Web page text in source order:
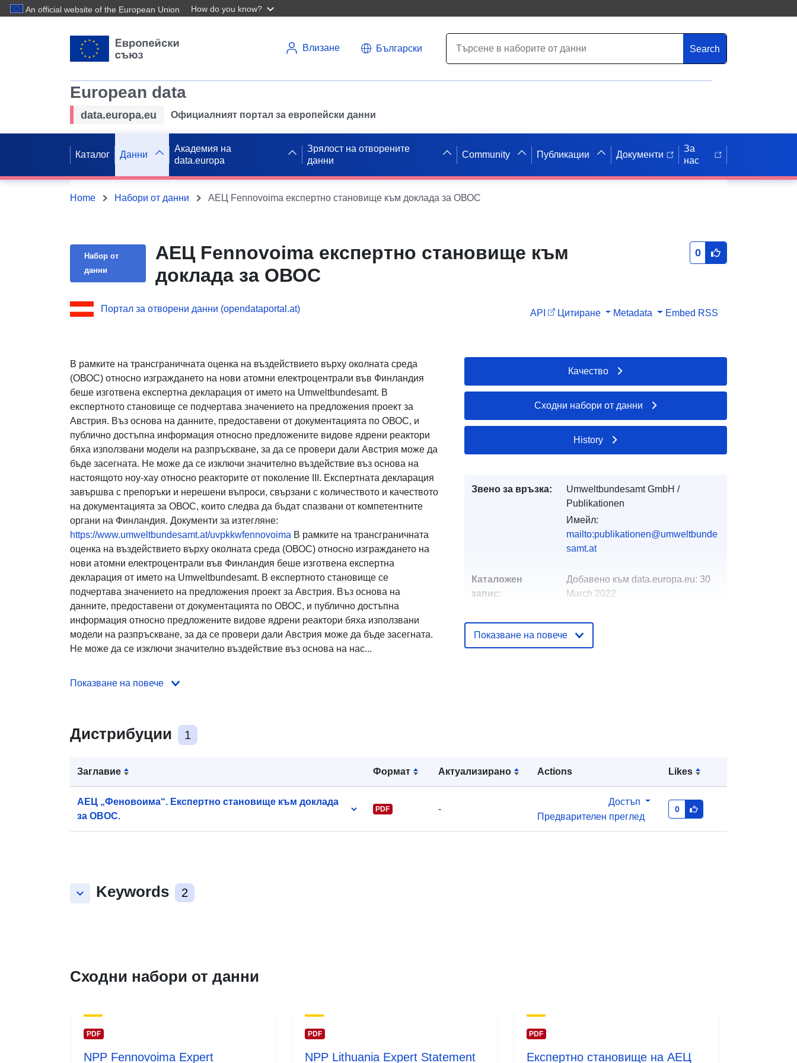
An official website of the European Union How do you know?
Влизане Български Search
European data
data.europa.eu Официалният портал за европейски данни
Каталог Данни
Академия на
data.europa
Зрялост на отворените
данни
Community Публикации Документи
За
нас
Home Набори от данни АЕЦ Fennovoima експертно становище към доклада за ОВОС
Набор от
данни
АЕЦ Fennovoima експертно становище към
доклада за ОВОС
0
Портал за отворени данни (opendataportal.at) API Цитиране Metadata Embed RSS
В рамките на трансграничната оценка на въздействието върху околната среда
(ОВОС) относно изграждането на нови атомни електроцентрали във Финландия
беше изготвена експертна декларация от името на Umweltbundesamt. В
експертното становище се подчертава значението на предложения проект за
Австрия. Въз основа на данните, предоставени от документацията по ОВОС, и
публично достъпна информация относно предложените видове ядрени реактори
бяха използвани модели на разпръскване, за да се провери дали Австрия може да
бъде засегната. Не може да се изключи значително въздействие въз основа на
настоящото ноу-хау относно реакторите от поколение III. Експертната декларация
завършва с препоръки и нерешени въпроси, свързани с количеството и качеството
на документацията за ОВОС, които следва да бъдат спазвани от компетентните
органи на Финландия. Документи за изтегляне:
https://www.umweltbundesamt.at/uvpkkwfennovoima В рамките на трансграничната
оценка на въздействието върху околната среда (ОВОС) относно изграждането на
нови атомни електроцентрали във Финландия беше изготвена експертна
декларация от името на Umweltbundesamt. В експертното становище се
подчертава значението на предложения проект за Австрия. Въз основа на
данните, предоставени от документацията по ОВОС, и публично достъпна
информация относно предложените видове ядрени реактори бяха използвани
модели на разпръскване, за да се провери дали Австрия може да бъде засегната.
Не може да се изключи значително въздействие въз основа на нас...
Показване на повече
Дистрибуции 1
Заглавие Формат Актуализирано Actions Likes
АЕЦ „Феновоима“. Експертно становище към доклада
за ОВОС.
PDF -
Достъп
Предварителен преглед
0
keyboard_arrow_down Keywords 2
Качество
Сходни набори от данни
History
Звено за връзка:
Umweltbundesamt GmbH /
Publikationen
Имейл:
mailto:publikationen@umweltbunde
samt.at
Каталожен
запис:
Добавено към data.europa.eu: 30
March 2022
01 March 2026
Показване на повече
Сходни набори от данни
PDF
NPP Fennovoima Expert
PDF
NPP Lithuania Expert Statement
PDF
Експертно становище на АЕЦ